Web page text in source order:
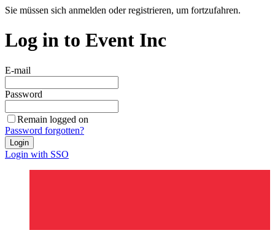
Sie müssen sich anmelden oder registrieren, um fortzufahren.
Log in to Event Inc
E-mail
Password
Remain logged on
Password forgotten?
Login
Login with SSO